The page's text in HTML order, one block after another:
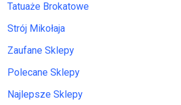
Tatuaże Brokatowe
Strój Mikołaja
Zaufane Sklepy
Polecane Sklepy
Najlepsze Sklepy